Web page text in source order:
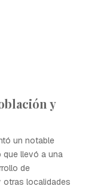
y
un notable
que llevó a una
de
otras localidades